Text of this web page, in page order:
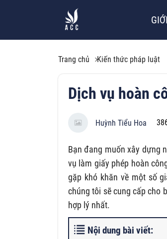
Trang chủ Kiến thức pháp luật
Dịch vụ hoàn
Huỳnh Tiểu Hoa
Bạn đang muốn xây dựng
vụ làm giấy phép hoàn
gặp khó khăn về một số
chúng tôi sẽ cung cấp cho
hợp lý nhất.
Nội dung bài viết: